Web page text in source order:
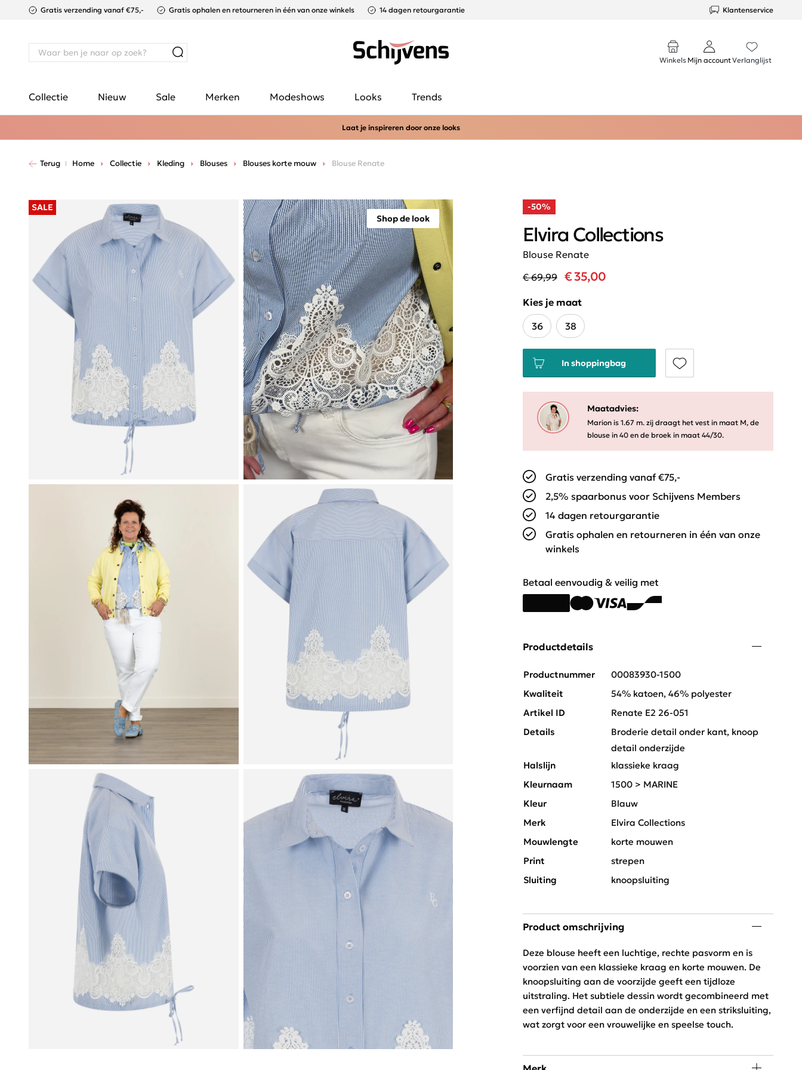
Gratis verzending vanaf €75,- Gratis ophalen en retourneren in één van onze winkels 14 dagen retourgarantie Klantenservice
Winkels Mijn accountVerlanglijst
Collectie Nieuw Sale Merken Modeshows Looks Trends
Laat je inspireren door onze looks
Terug Home Collectie Kleding Blouses Blouses korte mouw Blouse Renate
SALE
Shop de look
-50%
Blouse Renate
Elvira Collections
€ 69,99 € 35,00
Kies je maat
36
38
In shoppingbag
Maatadvies:
Marion is 1.67 m. zij draagt het vest in maat M, de
blouse in 40 en de broek in maat 44/30.
Gratis verzending vanaf €75,-
2,5% spaarbonus voor Schijvens Members
14 dagen retourgarantie
Gratis ophalen en retourneren in één van onze
winkels
Betaal eenvoudig & veilig met
Productdetails
Productnummer
00083930-1500
Kwaliteit
54% katoen, 46% polyester
Artikel ID
Renate E2 26-051
Details
Broderie detail onder kant, knoop
detail onderzijde
Halslijn
klassieke kraag
Kleurnaam
1500 > MARINE
Kleur
Blauw
Merk
Elvira Collections
Mouwlengte
korte mouwen
Print
strepen
Sluiting
knoopsluiting
Product omschrijving
Deze blouse heeft een luchtige, rechte pasvorm en is
voorzien van een klassieke kraag en korte mouwen. De
knoopsluiting aan de voorzijde geeft een tijdloze
uitstraling. Het subtiele dessin wordt gecombineerd met
een verfijnd detail aan de onderzijde en een striksluiting,
wat zorgt voor een vrouwelijke en speelse touch.